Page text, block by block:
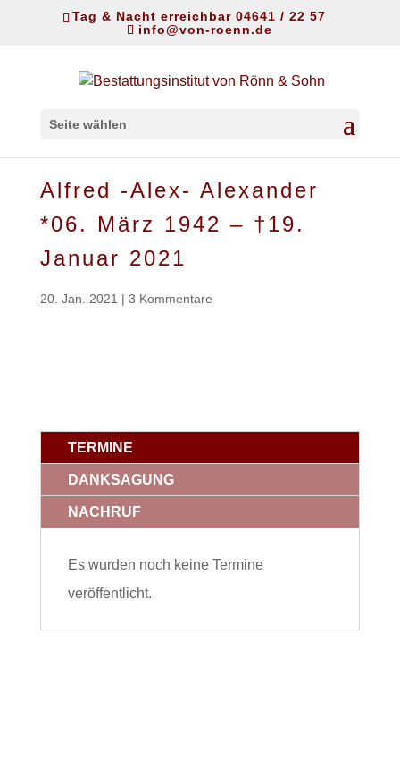
Tag & Nacht erreichbar 04641 / 22 57
info@von-roenn.de
Seite wählen
Alfred -Alex- Alexander
*06. März 1942 – †19.
Januar 2021
20. Jan. 2021 | 3 Kommentare
TERMINE
DANKSAGUNG
NACHRUF
Es wurden noch keine Termine
veröffentlicht.